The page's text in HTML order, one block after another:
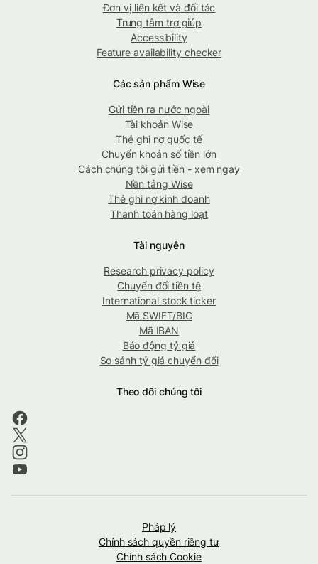
Đơn vị liên kết và đối tác
Trung tâm trợ giúp
Accessibility
Feature availability checker
Các sản phẩm Wise
Gửi tiền ra nước ngoài
Tài khoản Wise
Thẻ ghi nợ quốc tế
Chuyển khoản số tiền lớn
Cách chúng tôi gửi tiền - xem ngay
Nền tảng Wise
Thẻ ghi nợ kinh doanh
Thanh toán hàng loạt
Tài nguyên
Research privacy policy
Chuyển đổi tiền tệ
International stock ticker
Mã SWIFT/BIC
Mã IBAN
Báo động tỷ giá
So sánh tỷ giá chuyển đổi
Theo dõi chúng tôi
Pháp lý
Chính sách quyền riêng tư
Chính sách Cookie